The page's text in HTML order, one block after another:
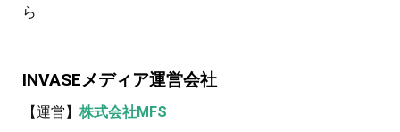
ら
INVASEメディア運営会社
【運営】 株式会社MFS